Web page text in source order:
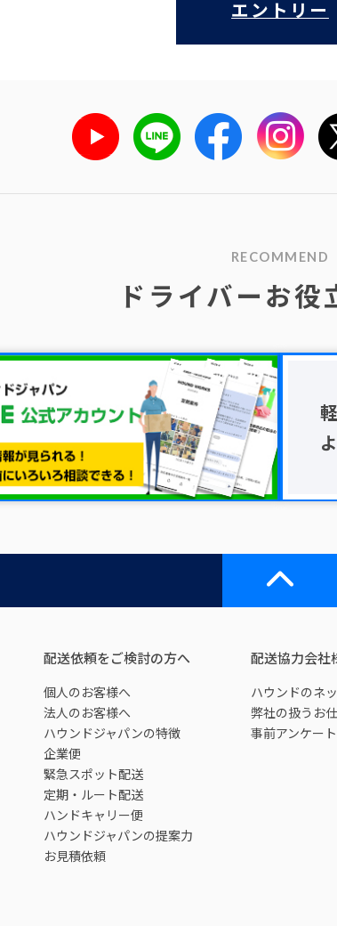
エントリー
RECOMMEND
ドライバーお役
配送依頼をご検討の方へ
個人のお客様へ
法人のお客様へ
ハウンドジャパンの特徴
企業便
緊急スポット配送
定期・ルート配送
ハンドキャリー便
ハウンドジャパンの提案力
お見積依頼
配送協力会社
ハウンドのネ
弊社の扱うお
事前アンケー